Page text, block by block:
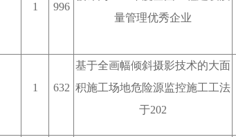
1 996
量管理优秀企业
1 632
基于全画幅倾斜摄影技术的大面
积施工场地危险源监控施工工法
于202